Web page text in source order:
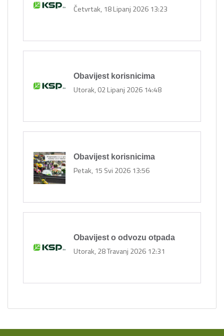
Četvrtak, 18 Lipanj 2026 13:23
Obavijest korisnicima
Utorak, 02 Lipanj 2026 14:48
Obavijest korisnicima
Petak, 15 Svi 2026 13:56
Obavijest o odvozu otpada
Utorak, 28 Travanj 2026 12:31